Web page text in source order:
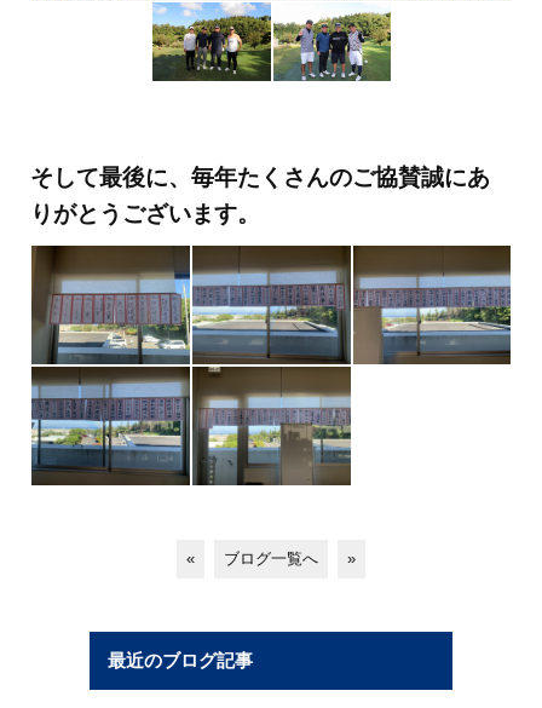
そして最後に、毎年たくさんのご協賛誠にあ
りがとうございます。
« ブログ一覧へ »
最近のブログ記事